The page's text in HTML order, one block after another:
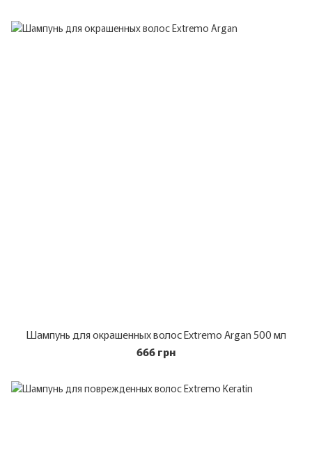
Шампунь для окрашенных волос Extremo Argan 500 мл
666 грн